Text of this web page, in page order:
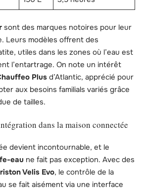
sont des marques notoires pour leur
Leurs modèles offrent des
utiles dans les zones où l’eau est
l’entartrage. On note un intérêt
Plus d’Atlantic, apprécié pour
aux besoins familials variés grâce
de tailles.
dans la maison connectée
devient incontournable, et le
eau ne fait pas exception. Avec des
Velis Evo, le contrôle de la
se fait aisément via une interface